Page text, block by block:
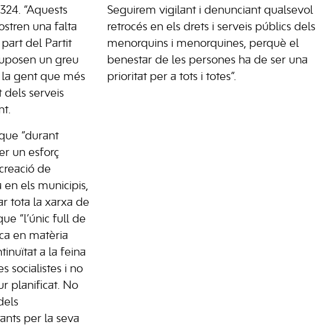
“Aquests
una falta
del Partit
un greu
gent que més
dels serveis
“durant
un esforç
de
en els municipis,
tota la xarxa de
“l’únic full de
en matèria
a la feina
socialistes i no
planificat. No
per la seva
Seguirem vigilant i denunciant qualsevol
retrocés en els drets i serveis públics dels
menorquins i menorquines, perquè el
benestar de les persones ha de ser una
prioritat per a tots i totes”.